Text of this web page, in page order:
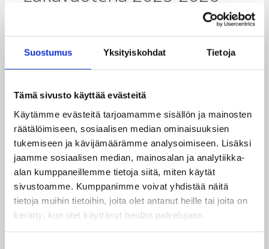
Suostumus Yksityiskohdat Tietoja
Tämä sivusto käyttää evästeitä
Käytämme evästeitä tarjoamamme sisällön ja mainosten
räätälöimiseen, sosiaalisen median ominaisuuksien
tukemiseen ja kävijämäärämme analysoimiseen. Lisäksi
jaamme sosiaalisen median, mainosalan ja analytiikka-
alan kumppaneillemme tietoja siitä, miten käytät
sivustoamme. Kumppanimme voivat yhdistää näitä
tietoja muihin tietoihin, joita olet antanut heille tai joita on
kerätty, kun olet käyttänyt heidän palvelujaan.
osallistuneet !